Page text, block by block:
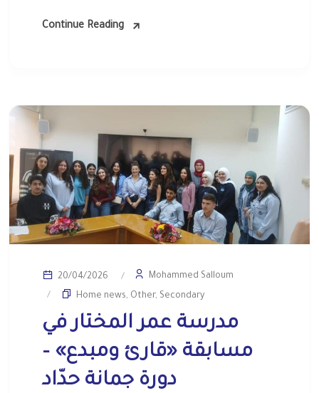
Continue Reading
20/04/2026
Mohammed Salloum
Home news, Other, Secondary
مدرسة عمر المختار في
مسابقة «قارئ ومبدع» –
دورة جمانة حدّاد